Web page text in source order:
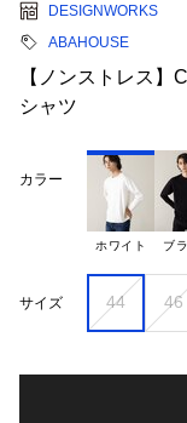
DESIGNWORKS
ABAHOUSE
【ノンストレス】
シャツ
カラー
ホワイト ブ
サイズ 44 46